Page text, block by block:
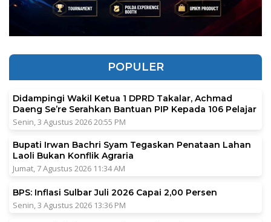
POPULER
Didampingi Wakil Ketua 1 DPRD Takalar, Achmad
Daeng Se’re Serahkan Bantuan PIP Kepada 106 Pelajar
Senin, 3 Agustus 2026 20:55 PM
Bupati Irwan Bachri Syam Tegaskan Penataan Lahan
Laoli Bukan Konflik Agraria
Jumat, 7 Agustus 2026 11:34 AM
BPS: Inflasi Sulbar Juli 2026 Capai 2,00 Persen
Senin, 3 Agustus 2026 13:36 PM